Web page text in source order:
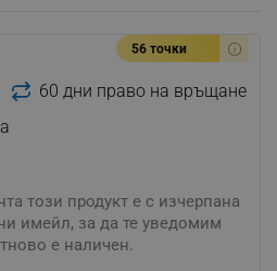
56 точки
60 дни право на връщане
този продукт е с изчерпана
имейл, за да те уведомим
е наличен.